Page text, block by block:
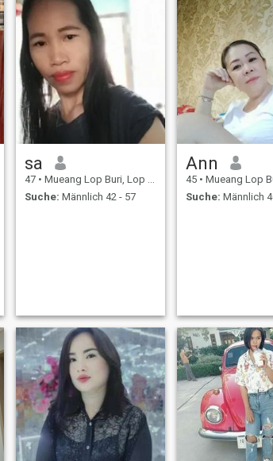
sa
47 • Mueang Lop Buri, Lop Buri, Thailand
Suche: Männlich 42 - 57
Ann
45 • Mueang Lop Buri, Lop
Suche: Männlich